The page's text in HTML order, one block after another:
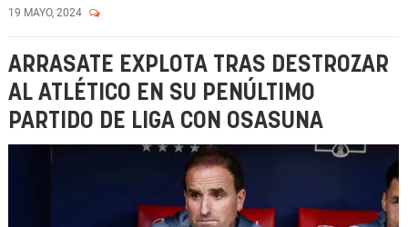
19 MAYO, 2024
ARRASATE EXPLOTA TRAS DESTROZAR
AL ATLÉTICO EN SU PENÚLTIMO
PARTIDO DE LIGA CON OSASUNA